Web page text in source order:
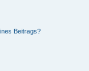
Beitrags?